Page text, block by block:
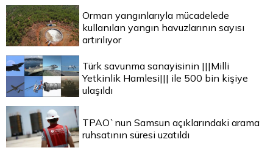
Orman yangınlarıyla mücadelede
kullanılan yangın havuzlarının sayısı
artırılıyor
Türk savunma sanayisinin |||Milli
Yetkinlik Hamlesi||| ile 500 bin kişiye
ulaşıldı
TPAO`nun Samsun açıklarındaki arama
ruhsatının süresi uzatıldı